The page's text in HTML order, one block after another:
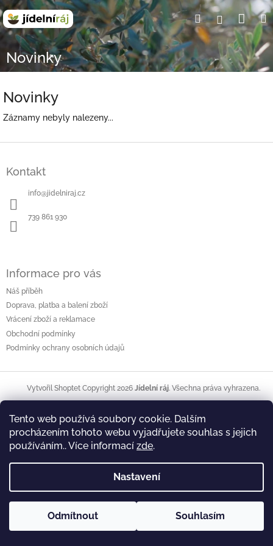
Tento web používá soubory cookie. Dalším
procházením tohoto webu vyjadřujete souhlas s jejich
používáním.. Více informací zde.
Nastavení
Odmítnout Souhlasím
Přejít
na
obsah
HledatPřihlášení
Novinky
Novinky
Záznamy nebyly nalezeny...
Kontakt
info@jidelniraj.cz
739 861 930
Informace pro vás
Náš příběh
Doprava, platba a balení zboží
Vrácení zboží a reklamace
Obchodní podmínky
Podmínky ochrany osobních údajů
Vytvořil Shoptet Copyright 2026Jídelní ráj. Všechna práva vyhrazena.